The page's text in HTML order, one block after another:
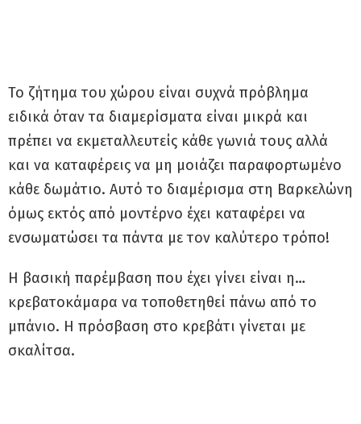
Το ζήτημα του χώρου είναι συχνά πρόβλημα
ειδικά όταν τα διαμερίσματα είναι μικρά και
πρέπει να εκμεταλλευτείς κάθε γωνιά τους αλλά
και να καταφέρεις να μη μοιάζει παραφορτωμένο
κάθε δωμάτιο. Αυτό το διαμέρισμα στη Βαρκελώνη
όμως εκτός από μοντέρνο έχει καταφέρει να
ενσωματώσει τα πάντα με τον καλύτερο τρόπο!
Η βασική παρέμβαση που έχει γίνει είναι η…
κρεβατοκάμαρα να τοποθετηθεί πάνω από το
μπάνιο. Η πρόσβαση στο κρεβάτι γίνεται με
σκαλίτσα.